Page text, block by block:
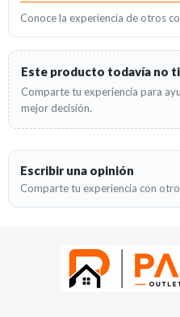
Conoce la experiencia de otros
Este producto todavía no
Comparte tu experiencia para
mejor decisión.
Escribir una opinión
Comparte tu experiencia con